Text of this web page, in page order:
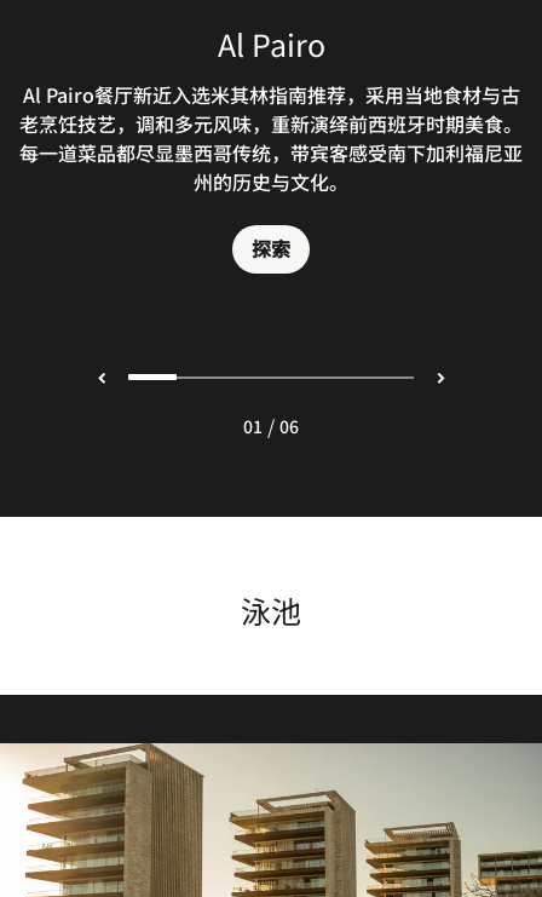
Al Pairo
Al Pairo餐厅新近入选米其林指南推荐，采用当地食材与古
老烹饪技艺，调和多元风味，重新演绎前西班牙时期美食。
每一道菜品都尽显墨西哥传统，带宾客感受南下加利福尼亚
州的历史与文化。
探索
Cascabel
于洛斯卡波斯索拉兹餐厅享用早餐，纵览科尔特斯海风光。
餐厅拥有令人难忘的海滨景致，采用当地新鲜食材与传统烹
饪技法，匠心打造特色菜品，带宾客探寻墨西哥地道风味，
领略深厚人文底蕴。
探索
Mako
我们的圣何塞卡波海鲜餐厅以道道精致佳肴邀您沉浸式感受
海洋的鲜美风味。新鲜鱼类与贝类采用精湛厨艺烹制得恰到
好处，口感鲜嫩细腻。海洋的鲜活气息，带来美妙的味蕾享
受。
探索
Riccio di Mare
采用南下加利福尼亚本土特色食材进行焕新演绎，致敬经典
意式料理。融汇地中海烹饪技法与本地物产，优选罗勒、番
茄、当地海鲜及精选肉类烹制佳肴。
探索
Baja Beach
欢迎前往我们的Airstream海滨餐厅品尝采用当地新鲜食材
烹制的墨西哥太平洋风味佳肴。您可于氛围松弛的巴哈海滨
品尝风味浓郁的菜品、清爽鸡尾酒，欣赏优美海景，每一餐
都尽显洛斯卡沃斯的独特风情。
探索
Foresta Juice Bar
Foresta Juice Bar in downtown San José del Cabo
offers fresh juices, smoothies and revitalizing
beverages made with local ingredients. Designed for
wellness-minded travelers, it blends vibrant flavors
探索
01 / 06
泳池